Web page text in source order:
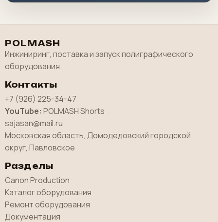
POLMASH
Инжиниринг, поставка и запуск полиграфического
оборудования.
Контакты
+7 (926) 225-34-47
YouTube: POLMASH Shorts
sajasan@mail.ru
Московская область, Домодедовский городской
округ, Павловское
Разделы
Canon Production
Каталог оборудования
Ремонт оборудования
Документация